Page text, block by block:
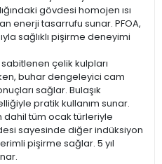
gövdesi homojen ısı
enerji tasarrufu sunar. PFOA,
sağlıklı pişirme deneyimi
çelik kulpları
buhar dengeleyici cam
sağlar. Bulaşık
pratik kullanım sunar.
dahil tüm ocak türleriyle
sayesinde diğer indüksiyon
pişirme sağlar. 5 yıl